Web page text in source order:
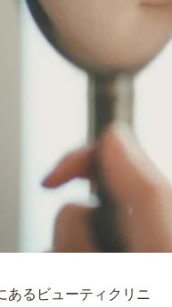
あるビューティクリニ